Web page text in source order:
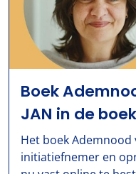
Boek
JAN in de
Het boek Ademnood
initiatiefnemer en